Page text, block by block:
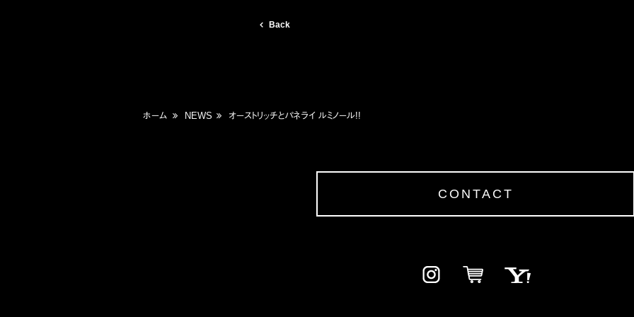
Back
ホーム NEWS オーストリッチとパネライ ルミノール!!
CONTACT